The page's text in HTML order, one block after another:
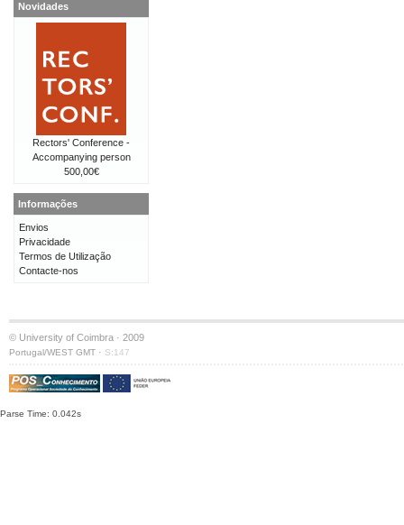
Novidades
Rectors' Conference -
Accompanying person
500,00€
Informações
Envios
Privacidade
Termos de Utilização
Contacte-nos
© University of Coimbra · 2009
Portugal/WEST GMT · S:147
Parse Time: 0.042s